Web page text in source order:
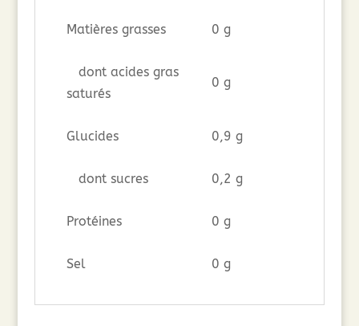
Matières grasses 0 g
dont acides gras
saturés
0 g
Glucides 0,9 g
dont sucres 0,2 g
Protéines 0 g
Sel 0 g